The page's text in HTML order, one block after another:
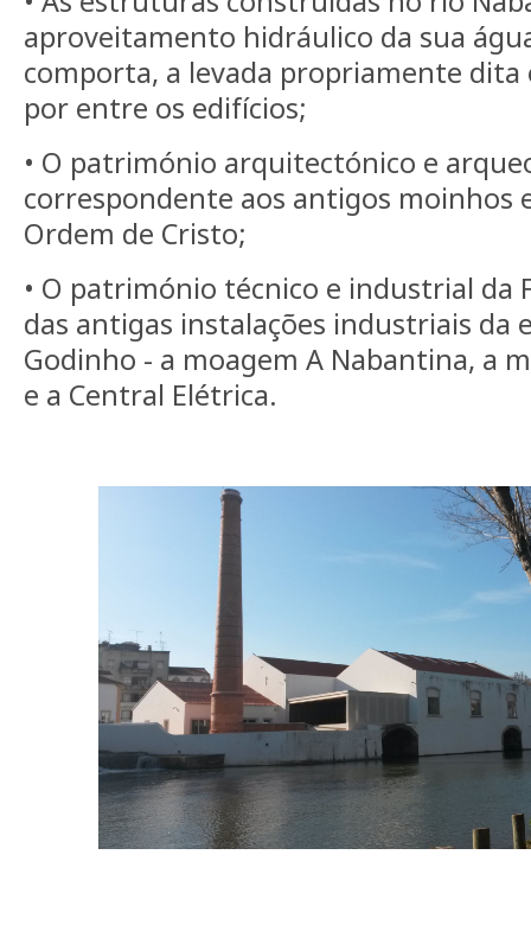
aproveitamento hidráulico da sua
comporta, a levada propriamente dita
por entre os edifícios;
• O património arquitectónico e
correspondente aos antigos moinhos
Ordem de Cristo;
• O património técnico e industrial da
das antigas instalações industriais da
Godinho - a moagem A Nabantina, a
e a Central Elétrica.